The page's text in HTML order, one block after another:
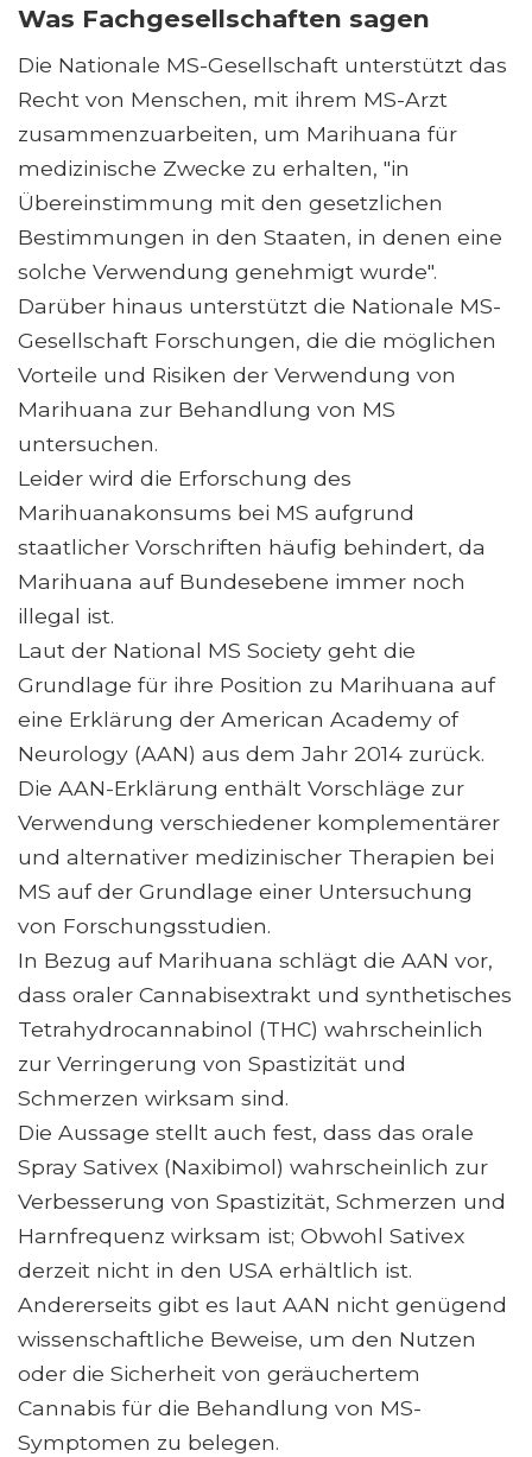
Was Fachgesellschaften sagen
Die Nationale MS-Gesellschaft unterstützt das
Recht von Menschen, mit ihrem MS-Arzt
zusammenzuarbeiten, um Marihuana für
medizinische Zwecke zu erhalten, "in
Übereinstimmung mit den gesetzlichen
Bestimmungen in den Staaten, in denen eine
solche Verwendung genehmigt wurde".
Darüber hinaus unterstützt die Nationale MS-
Gesellschaft Forschungen, die die möglichen
Vorteile und Risiken der Verwendung von
Marihuana zur Behandlung von MS
untersuchen.
Leider wird die Erforschung des
Marihuanakonsums bei MS aufgrund
staatlicher Vorschriften häufig behindert, da
Marihuana auf Bundesebene immer noch
illegal ist.
Laut der National MS Society geht die
Grundlage für ihre Position zu Marihuana auf
eine Erklärung der American Academy of
Neurology (AAN) aus dem Jahr 2014 zurück.
Die AAN-Erklärung enthält Vorschläge zur
Verwendung verschiedener komplementärer
und alternativer medizinischer Therapien bei
MS auf der Grundlage einer Untersuchung
von Forschungsstudien.
In Bezug auf Marihuana schlägt die AAN vor,
dass oraler Cannabisextrakt und synthetisches
Tetrahydrocannabinol (THC) wahrscheinlich
zur Verringerung von Spastizität und
Schmerzen wirksam sind.
Die Aussage stellt auch fest, dass das orale
Spray Sativex (Naxibimol) wahrscheinlich zur
Verbesserung von Spastizität, Schmerzen und
Harnfrequenz wirksam ist; Obwohl Sativex
derzeit nicht in den USA erhältlich ist.
Andererseits gibt es laut AAN nicht genügend
wissenschaftliche Beweise, um den Nutzen
oder die Sicherheit von geräuchertem
Cannabis für die Behandlung von MS-
Symptomen zu belegen.